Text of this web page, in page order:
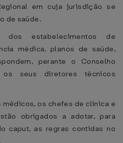
em cuja jurisdição se
de saúde.
estabelecimentos de
médica, planos de saúde,
perante o Conselho
os seus diretores técnicos
os chefes de clínica e
obrigados a adotar, para
caput, as regras contidas no